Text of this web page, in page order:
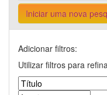
Iniciar uma nova
Adicionar filtros:
Utilizar filtros para